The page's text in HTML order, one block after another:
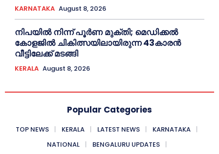
KARNATAKA August 8, 2026
നിപയില്‍ നിന്ന് പൂര്‍ണ മുക്തി; മെഡിക്കല്‍
കോളജില്‍ ചികിത്സയിലായിരുന്ന 43കാരന്‍
വീട്ടിലേക്ക് മടങ്ങി
KERALA August 8, 2026
Popular Categories
TOP NEWS KERALA LATEST NEWS
KARNATAKA
NATIONAL
BENGALURU UPDATES